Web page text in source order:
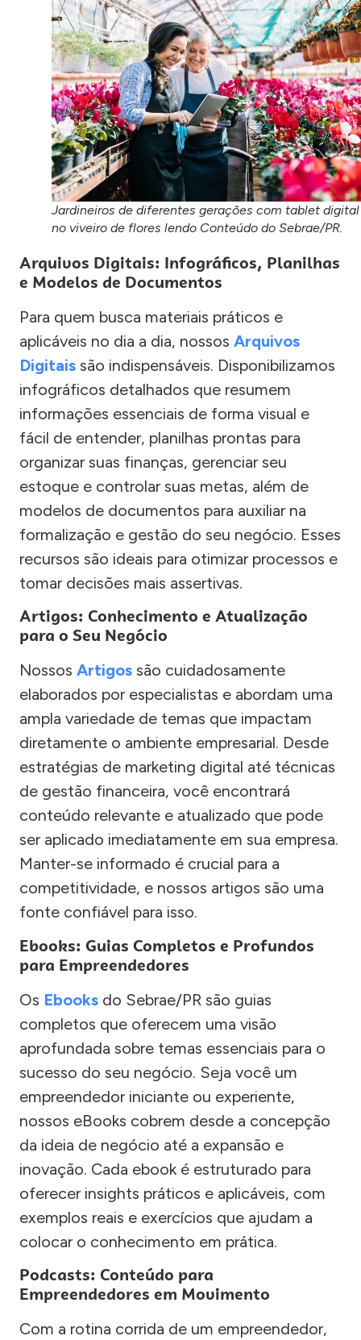
Jardineiros de diferentes gerações com tablet digital
no viveiro de flores lendo Conteúdo do Sebrae/PR.
Arquivos Digitais: Infográficos, Planilhas
e Modelos de Documentos
Para quem busca materiais práticos e
aplicáveis no dia a dia, nossos Arquivos
Digitais são indispensáveis. Disponibilizamos
infográficos detalhados que resumem
informações essenciais de forma visual e
fácil de entender, planilhas prontas para
organizar suas finanças, gerenciar seu
estoque e controlar suas metas, além de
modelos de documentos para auxiliar na
formalização e gestão do seu negócio. Esses
recursos são ideais para otimizar processos e
tomar decisões mais assertivas.
Artigos: Conhecimento e Atualização
para o Seu Negócio
Nossos Artigos são cuidadosamente
elaborados por especialistas e abordam uma
ampla variedade de temas que impactam
diretamente o ambiente empresarial. Desde
estratégias de marketing digital até técnicas
de gestão financeira, você encontrará
conteúdo relevante e atualizado que pode
ser aplicado imediatamente em sua empresa.
Manter-se informado é crucial para a
competitividade, e nossos artigos são uma
fonte confiável para isso.
Ebooks: Guias Completos e Profundos
para Empreendedores
Os Ebooks do Sebrae/PR são guias
completos que oferecem uma visão
aprofundada sobre temas essenciais para o
sucesso do seu negócio. Seja você um
empreendedor iniciante ou experiente,
nossos eBooks cobrem desde a concepção
da ideia de negócio até a expansão e
inovação. Cada ebook é estruturado para
oferecer insights práticos e aplicáveis, com
exemplos reais e exercícios que ajudam a
colocar o conhecimento em prática.
Podcasts: Conteúdo para
Empreendedores em Movimento
Com a rotina corrida de um empreendedor,